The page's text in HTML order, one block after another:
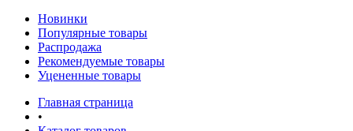
Новинки
Популярные товары
Распродажа
Рекомендуемые товары
Уцененные товары
Главная страница
•